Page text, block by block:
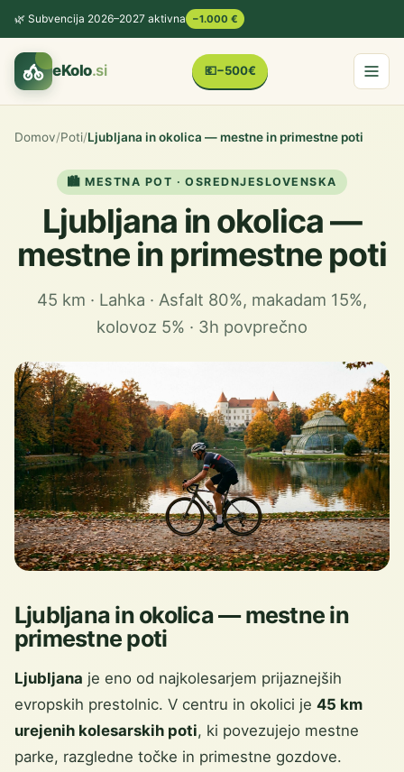
🌿 Subvencija 2026–2027 aktivna −1.000 €
eKolo.si 💶−500€
Domov/Poti/Ljubljana in okolica — mestne in primestne poti
🏙️ MESTNA POT · OSREDNJESLOVENSKA
Ljubljana in okolica —
mestne in primestne poti
45 km · Lahka · Asfalt 80%, makadam 15%,
kolovoz 5% · 3h povprečno
Ljubljana in okolica — mestne in
primestne poti
Ljubljana je eno od najkolesarjem prijaznejših
evropskih prestolnic. V centru in okolici je 45 km
urejenih kolesarskih poti, ki povezujejo mestne
parke, razgledne točke in primestne gozdove.